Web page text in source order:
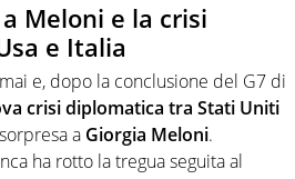
Meloni e la crisi
e Italia
e, dopo la conclusione del G7 di
crisi diplomatica tra Stati Uniti
a Giorgia Meloni.
ha rotto la tregua seguita al